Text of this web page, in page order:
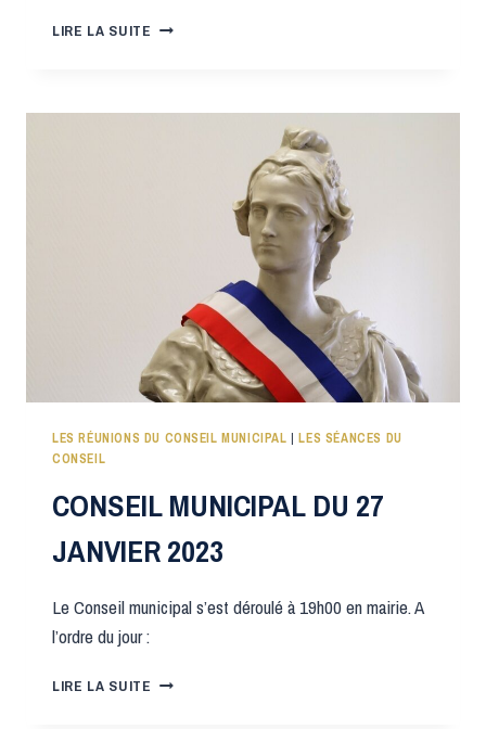
LIRE LA SUITE CONSEIL
AVRIL
LES RÉUNIONS DU CONSEIL MUNICIPAL |LES SÉANCES DU
CONSEIL
CONSEIL MUNICIPAL DU 27
JANVIER 2023
Le Conseil municipal s’est déroulé à 19h00 en mairie. A
l’ordre du jour :
LIRE LA SUITE CONSEIL